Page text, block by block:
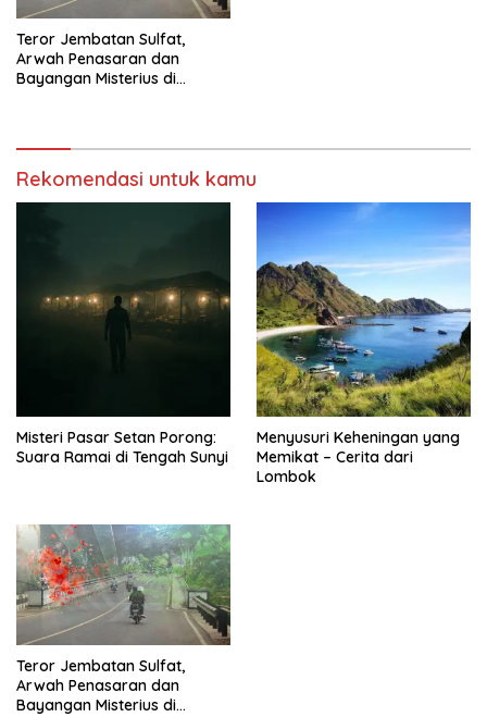
Teror Jembatan Sulfat,
Arwah Penasaran dan
Bayangan Misterius di
Rekomendasi untuk kamu
Misteri Pasar Setan Porong:
Suara Ramai di Tengah Sunyi
Menyusuri Keheningan yang
Memikat – Cerita dari
Lombok
Teror Jembatan Sulfat,
Arwah Penasaran dan
Bayangan Misterius di